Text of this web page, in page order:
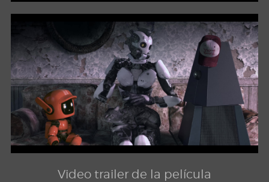
Video trailer de la película